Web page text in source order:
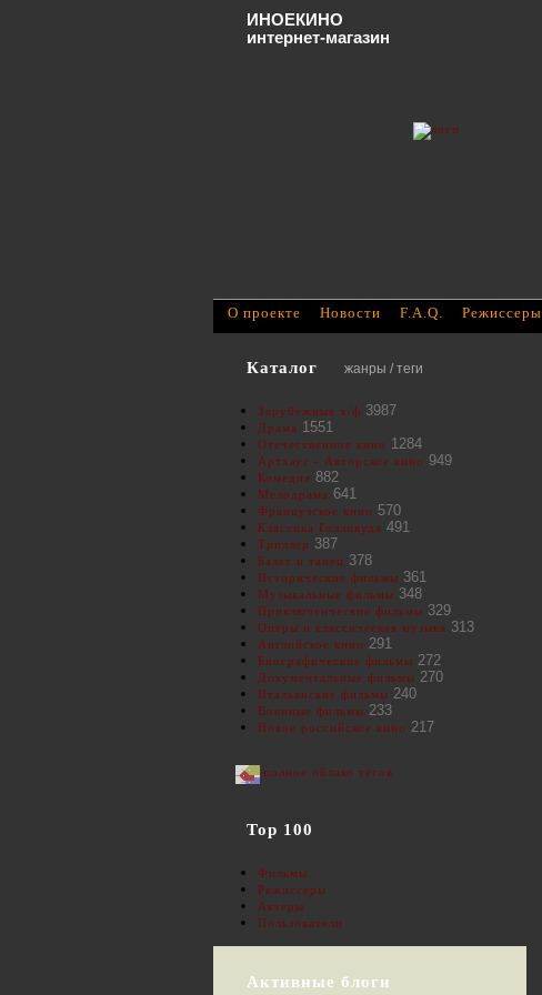
Каталог жанры / теги
Зарубежные х/ф 3987
Драма 1551
Отечественное кино 1284
Артхаус - Авторское кино 949
Комедия 882
Мелодрама 641
Французское кино 570
Классика Голливуда 491
Триллер 387
Балет и танец 378
Исторические фильмы 361
Музыкальные фильмы 348
Приключенческие фильмы 329
Оперы и классическая музыка 313
Английское кино 291
Биографические фильмы 272
Документальные фильмы 270
Итальянские фильмы 240
Военные фильмы 233
Новое российское кино 217
полное облако тегов
Top 100
Фильмы
Режиссеры
Актеры
Пользователи
Активные блоги
О проекте Новости F.A.Q. Режиссеры
ИНОЕКИНО
интернет-магазин